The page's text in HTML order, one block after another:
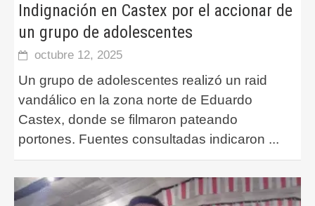
Indignación en Castex por el accionar de
un grupo de adolescentes
octubre 12, 2025
Un grupo de adolescentes realizó un raid
vandálico en la zona norte de Eduardo
Castex, donde se filmaron pateando
portones. Fuentes consultadas indicaron ...